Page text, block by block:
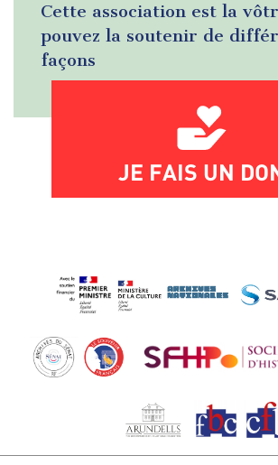
Cette association est la
pouvez la soutenir de
façons
JE FAIS UN